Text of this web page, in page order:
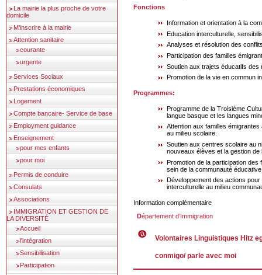
La mairie la plus proche de votre
domicile
M’inscrire à la mairie
Attention sanitaire
courante
urgente
Services Sociaux
Prestations économiques
Logement
Compte bancaire- Service de base
Employment guidance
Enseignement
pour mes enfants
pour moi
Permis de conduire
Consulats
Associations
IMMIGRATION ET GESTION DE
LA DIVERSITÉ
Accueil
l'intégration
Sensibilisation
Participation
Fonctions
Information et orientation à la
Education interculturelle,
Analyses et résolution des
Participation des familles
Soutien aux trajets éducatifs des
Promotion de la vie en commun
Programmes:
Programme de la Troisième
langue basque et les langues
Attention aux familles
au milieu scolaire.
Soutien aux centres scolaire au
nouveaux élèves et la gestion de
Promotion de la participation des
sein de la communauté
Développement des actions
interculturelle au milieu
Information complémentaire
Département d’Immigration
Volontaires Linguistiques Hitz
conmigo/ parle avec moi